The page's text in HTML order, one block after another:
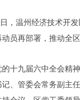
，温州经济技术开
员再部署，推动全
九届六中全会精神
、管委会常务副主